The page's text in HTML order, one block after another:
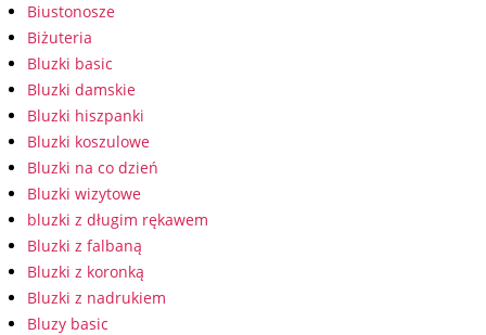
Biustonosze
Biżuteria
Bluzki basic
Bluzki damskie
Bluzki hiszpanki
Bluzki koszulowe
Bluzki na co dzień
Bluzki wizytowe
bluzki z długim rękawem
Bluzki z falbaną
Bluzki z koronką
Bluzki z nadrukiem
Bluzy basic